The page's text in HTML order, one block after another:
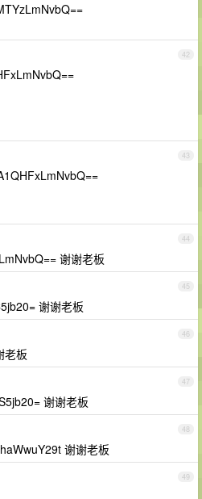
42
43
44
谢谢老板
45
谢谢老板
46
老板
47
谢谢老板
48
谢谢老板
49